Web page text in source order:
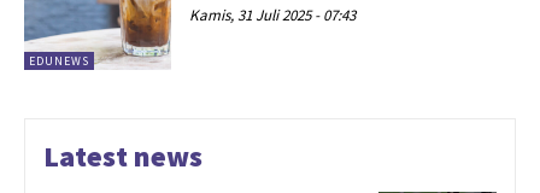
EDUNEWS
Kamis, 31 Juli 2025 - 07:43
Latest news